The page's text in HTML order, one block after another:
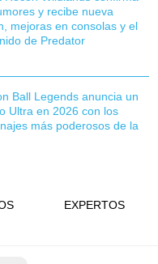
y recibe nueva
mejoras en consolas y el
de Predator
Ball Legends anuncia un
Ultra en 2026 con los
más poderosos de la
EXPERTOS